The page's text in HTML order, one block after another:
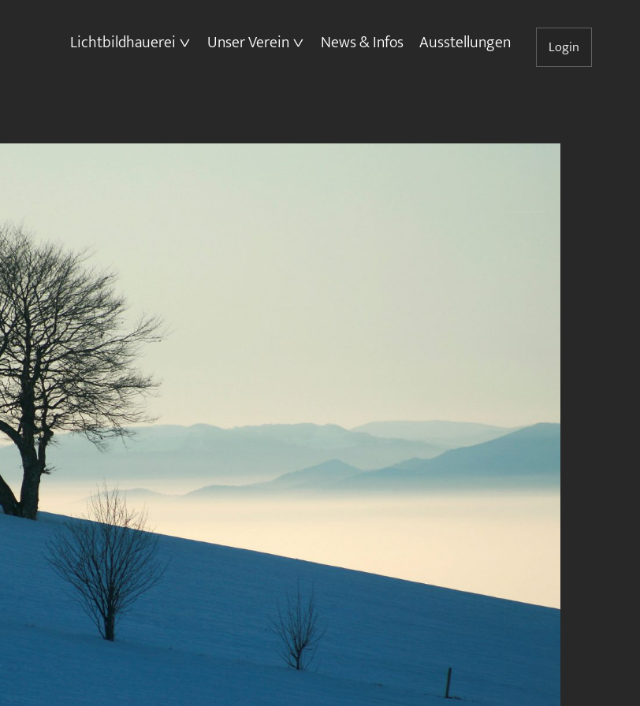
Lichtbildhauerei Unser Verein News & Infos Ausstellungen Login